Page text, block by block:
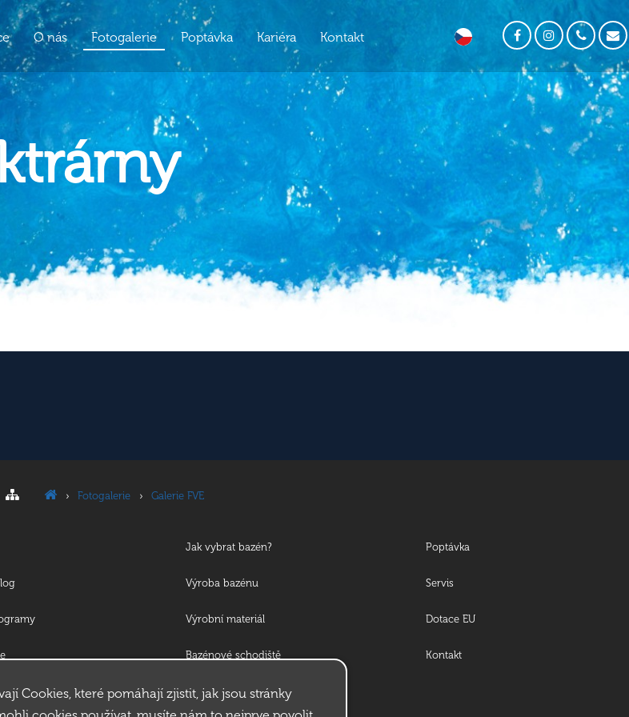
O nás Fotogalerie Poptávka Kariéra Kontakt
Cookies, které pomáhají zjistit, jak jsou stránky
› Fotogalerie › Galerie FVE
Jak vybrat bazén?
Výroba bazénu
Výrobní materiál
Bazénové schodiště
Poptávka
Servis
Dotace EU
Kontakt